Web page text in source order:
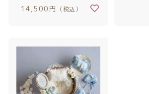
14,500円 （税込）
販売商品
プロの肌補正
在庫あり
並び順